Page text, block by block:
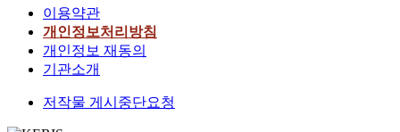
이용약관
개인정보처리방침
개인정보 재동의
기관소개
저작물 게시중단요청